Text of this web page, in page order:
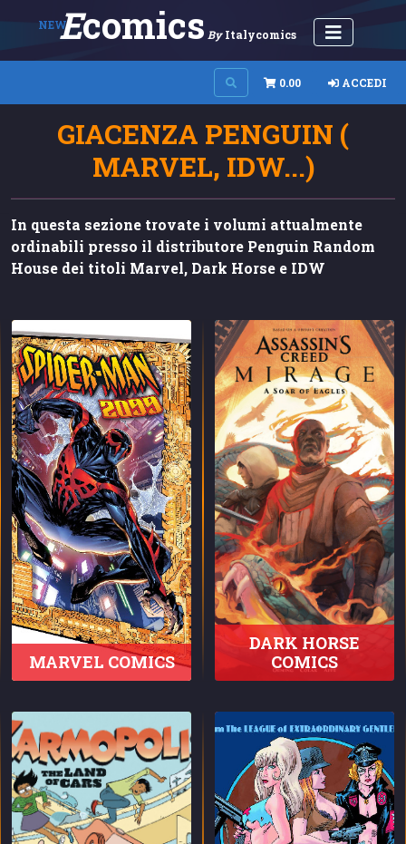
NEWEComics By Italycomics
0.00 ACCEDI
GIACENZA PENGUIN (
MARVEL, IDW...)
In questa sezione trovate i volumi attualmente
ordinabili presso il distributore Penguin Random
House dei titoli Marvel, Dark Horse e IDW
MARVEL COMICS
DARK HORSE
COMICS